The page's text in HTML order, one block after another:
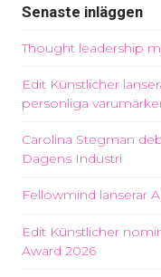
Senaste inläggen
Thought leadership
Edit Künstlicher
personliga
Carolina Stegman
Dagens Industri
Fellowmind lanserar
Edit Künstlicher
Award 2026